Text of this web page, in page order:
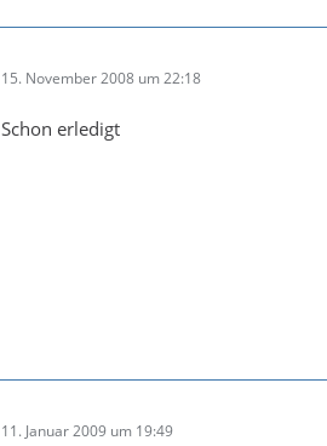
15. November 2008 um 22:18
Schon erledigt
11. Januar 2009 um 19:49